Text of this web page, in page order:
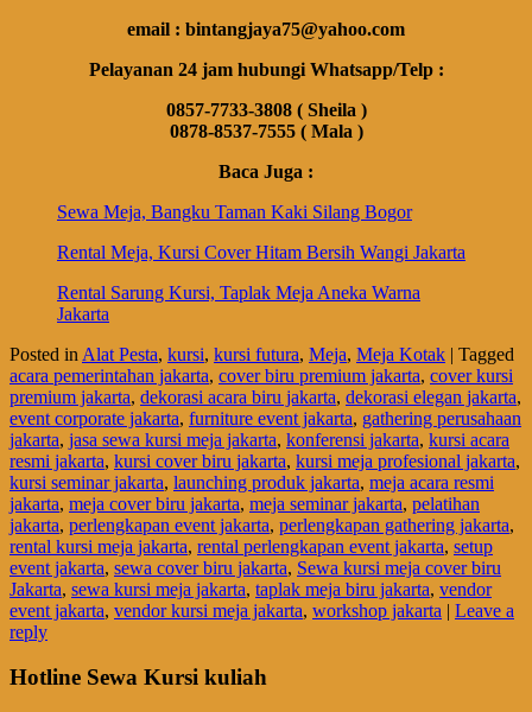
email : bintangjaya75@yahoo.com
Pelayanan 24 jam hubungi Whatsapp/Telp :
0857-7733-3808 ( Sheila )
0878-8537-7555 ( Mala )
Baca Juga :
Sewa Meja, Bangku Taman Kaki Silang Bogor
Rental Meja, Kursi Cover Hitam Bersih Wangi Jakarta
Rental Sarung Kursi, Taplak Meja Aneka Warna
Jakarta
Posted in Alat Pesta, kursi, kursi futura, Meja, Meja Kotak | Tagged
acara pemerintahan jakarta, cover biru premium jakarta, cover kursi
premium jakarta, dekorasi acara biru jakarta, dekorasi elegan jakarta,
event corporate jakarta, furniture event jakarta, gathering perusahaan
jakarta, jasa sewa kursi meja jakarta, konferensi jakarta, kursi acara
resmi jakarta, kursi cover biru jakarta, kursi meja profesional jakarta,
kursi seminar jakarta, launching produk jakarta, meja acara resmi
jakarta, meja cover biru jakarta, meja seminar jakarta, pelatihan
jakarta, perlengkapan event jakarta, perlengkapan gathering jakarta,
rental kursi meja jakarta, rental perlengkapan event jakarta, setup
event jakarta, sewa cover biru jakarta, Sewa kursi meja cover biru
Jakarta, sewa kursi meja jakarta, taplak meja biru jakarta, vendor
event jakarta, vendor kursi meja jakarta, workshop jakarta | Leave a
reply
Hotline Sewa Kursi kuliah